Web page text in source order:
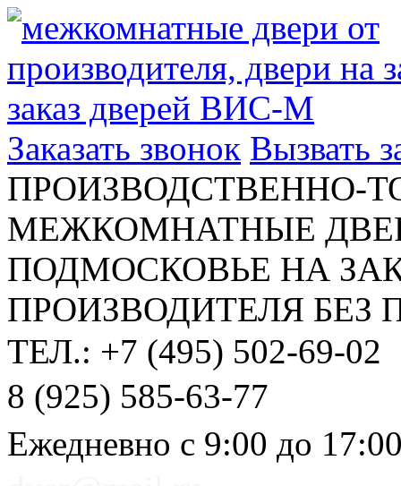
Заказать звонок Вызвать
ПРОИЗВОДСТВЕННО-
МЕЖКОМНАТНЫЕ
ПОДМОСКОВЬЕ НА
ПРОИЗВОДИТЕЛЯ БЕЗ
ТЕЛ.: +7 (495) 502-69-02
8 (925) 585-63-77
Ежедневно с 9:00 до